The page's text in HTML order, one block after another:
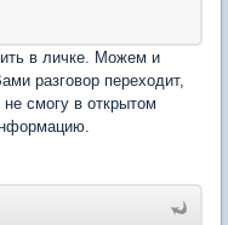
в личке. Можем и
разговор переходит,
смогу в открытом